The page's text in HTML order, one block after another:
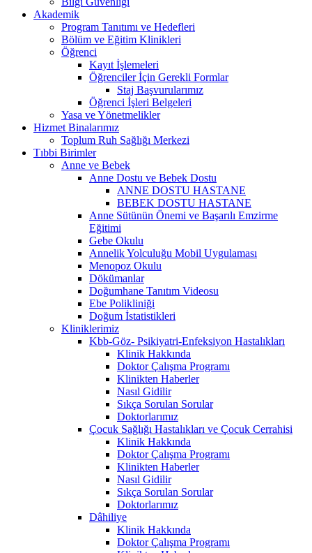
Akademik
Program Tanıtımı ve Hedefleri
Bölüm ve Eğitim Klinikleri
Öğrenci
Kayıt İşlemeleri
Öğrenciler İçin Gerekli Formlar
Staj Başvurularımız
Öğrenci İşleri Belgeleri
Yasa ve Yönetmelikler
Hizmet Binalarımız
Toplum Ruh Sağlığı Merkezi
Tıbbi Birimler
Anne ve Bebek
Anne Dostu ve Bebek Dostu
ANNE DOSTU HASTANE
BEBEK DOSTU HASTANE
Anne Sütünün Önemi ve Başarılı Emzirme
Eğitimi
Gebe Okulu
Annelik Yolculuğu Mobil Uygulaması
Menopoz Okulu
Dökümanlar
Doğumhane Tanıtım Videosu
Ebe Polikliniği
Doğum İstatistikleri
Kliniklerimiz
Kbb-Göz- Psikiyatri-Enfeksiyon Hastalıkları
Klinik Hakkında
Doktor Çalışma Programı
Klinikten Haberler
Nasıl Gidilir
Sıkça Sorulan Sorular
Doktorlarımız
Çocuk Sağlığı Hastalıkları ve Çocuk Cerrahisi
Klinik Hakkında
Doktor Çalışma Programı
Klinikten Haberler
Nasıl Gidilir
Sıkça Sorulan Sorular
Doktorlarımız
Dâhiliye
Klinik Hakkında
Doktor Çalışma Programı